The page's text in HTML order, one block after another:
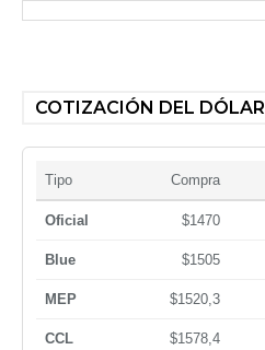
COTIZACIÓN DEL DÓLAR
Tipo Compra
Oficial $1470
Blue $1505
MEP $1520,3
CCL $1578,4